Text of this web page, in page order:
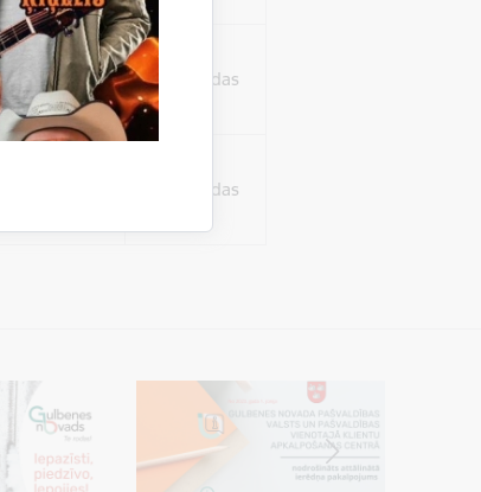
sociālos
24 stundas
24 stundas